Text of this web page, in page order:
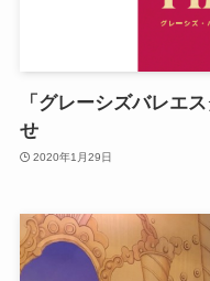
「グレーシズバレエ
せ
2020年1月29日